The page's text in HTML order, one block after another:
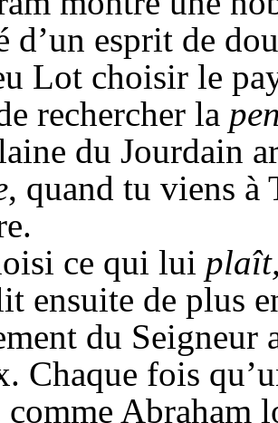
d’un esprit de
Lot choisir le
rechercher la
du Jourdain
, quand tu viens à
ce qui lui
ensuite de plus
du Seigneur
Chaque fois
comme Abraham